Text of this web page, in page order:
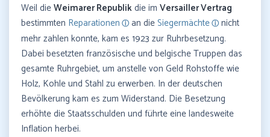
Weil dieWeimarer Republikdie im Versailler Vertrag
bestimmten Reparationen an dieSiegermächte
nicht
mehr zahlen konnte, kam es 1923 zur Ruhrbesetzung.
Dabei besetzten französische und belgische Truppen das
gesamte Ruhrgebiet, um anstelle von Geld Rohstoffe wie
Holz, Kohle und Stahl zu erwerben. In der deutschen
Bevölkerung kam es zum Widerstand. Die Besetzung
erhöhte die Staatsschulden und führte eine landesweite
Inflation herbei.